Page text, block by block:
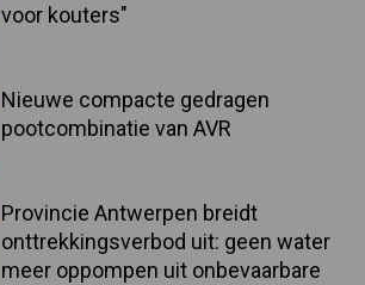
voor kouters"
Nieuwe compacte gedragen
pootcombinatie van AVR
Provincie Antwerpen breidt
onttrekkingsverbod uit: geen water
meer oppompen uit onbevaarbare